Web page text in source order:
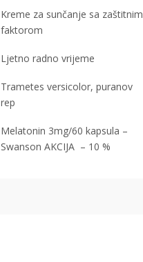
Kreme za sunčanje sa zaštitnim
faktorom
Ljetno radno vrijeme
Trametes versicolor, puranov
rep
Melatonin 3mg/60 kapsula –
Swanson AKCIJA – 10 %